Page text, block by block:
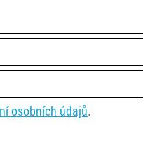
osobních údajů.